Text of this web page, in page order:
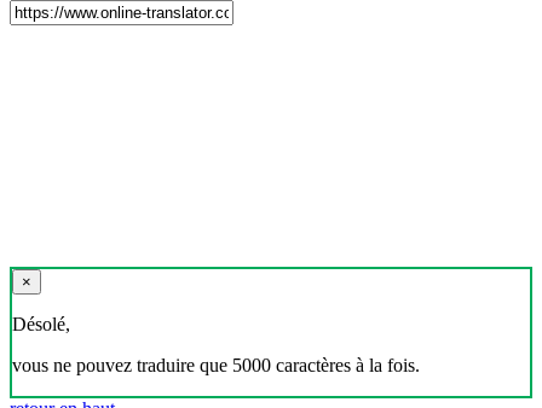
×
Désolé,
vous ne pouvez traduire que 5000 caractères à la fois.